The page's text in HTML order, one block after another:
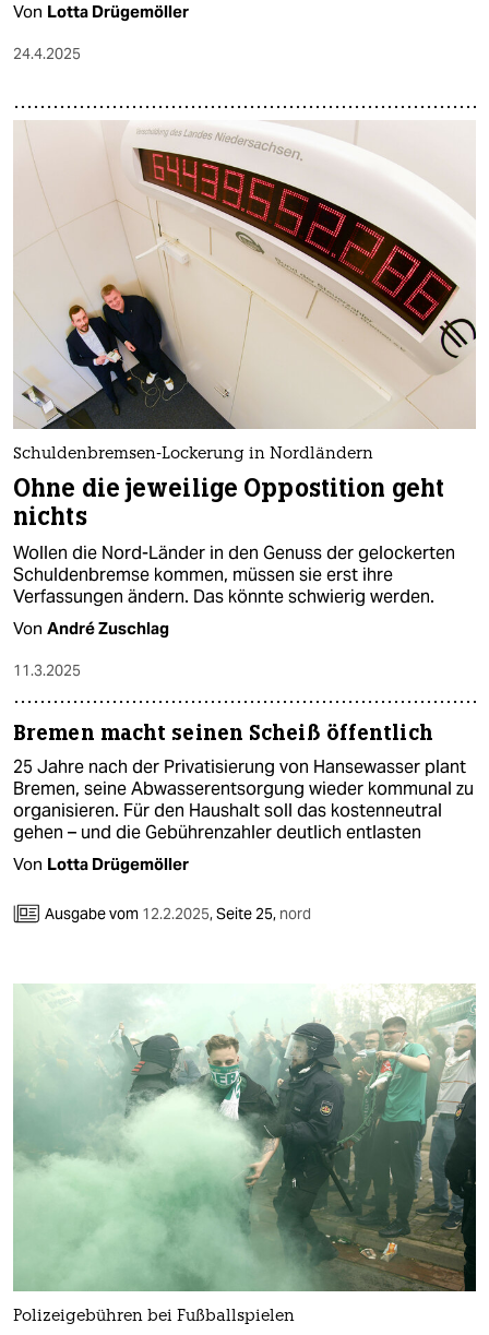
Von Lotta Drügemöller
24.4.2025
Schuldenbremsen-Lockerung in Nordländern
Ohne die jeweilige Oppostition geht
nichts
Wollen die Nord-Länder in den Genuss der gelockerten
Schuldenbremse kommen, müssen sie erst ihre
Verfassungen ändern. Das könnte schwierig werden.
Von André Zuschlag
11.3.2025
Bremen macht seinen Scheiß öffentlich
25 Jahre nach der Privatisierung von Hansewasser plant
Bremen, seine Abwasserentsorgung wieder kommunal zu
organisieren. Für den Haushalt soll das kostenneutral
gehen – und die Gebührenzahler deutlich entlasten
Von Lotta Drügemöller
Ausgabe vom 12.2.2025,Seite 25, nord
Polizeigebühren bei Fußballspielen